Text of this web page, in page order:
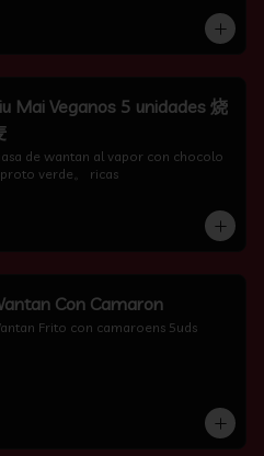
Mai Veganos 5 unidades 烧
de wantan al vapor con chocolo
verde。 ricas
Wantan Con Camaron
Frito con camaroens 5uds